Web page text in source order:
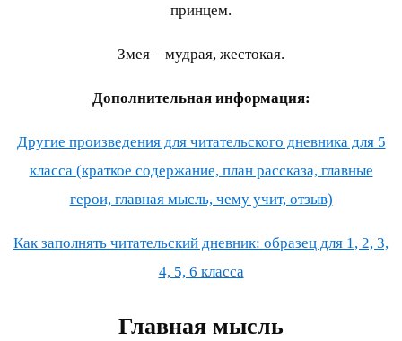
принцем.
Змея – мудрая, жестокая.
Дополнительная информация:
Другие произведения для читательского дневника для 5
класса (краткое содержание, план рассказа, главные
герои, главная мысль, чему учит, отзыв)
Как заполнять читательский дневник: образец для 1, 2, 3,
4, 5, 6 класса
Главная мысль